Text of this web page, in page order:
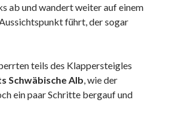
ab und wandert weiter auf einem
führt, der sogar
teils des Klappersteigles
Schwäbische Alb, wie der
ein paar Schritte bergauf und